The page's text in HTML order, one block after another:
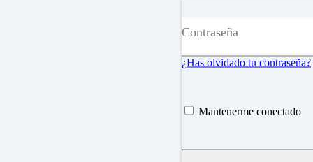
Contraseña
¿Has olvidado tu contraseña?
Mantenerme conectado